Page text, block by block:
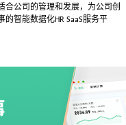
合公司的管理和发展，为公司创
的智能数据化HR SaaS服务平